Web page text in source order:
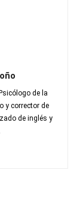
de la
y corrector de
de inglés y